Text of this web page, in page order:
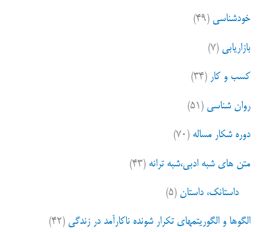
خودشناسی (۴۹)
بازاریابی (۷)
کسب و کار (۳۴)
روان شناسی (۵۱)
دوره شکار مساله (۷۰)
متن های شبه ادبی،شبه ترانه (۴۳)
داستانک، داستان (۵)
الگوها و الگوریتمهای تکرار شونده ناکارآمد در زندگی (۴۲)